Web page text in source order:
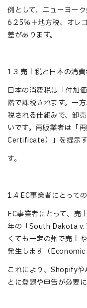
例として、ニューヨー
6.25％＋地方税、オレ
差があります。
1.3 売上税と日本の消費
日本の消費税は「付加
階で課税されます。一
税される仕組みで、卸
いです。再販業者は「
Certificate）」を提示す
す。
1.4 EC事業者にとって
EC事業者にとって、売
年の「South Dakota v.
くても一定の州で売上
発生します（Economic
これにより、Shopify
とに登録や申告が必要に